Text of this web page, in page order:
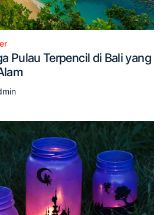
Pulau Terpencil di Bali yang